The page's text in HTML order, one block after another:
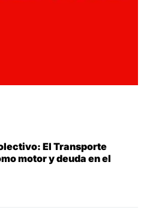
El Transporte
motor y deuda en el